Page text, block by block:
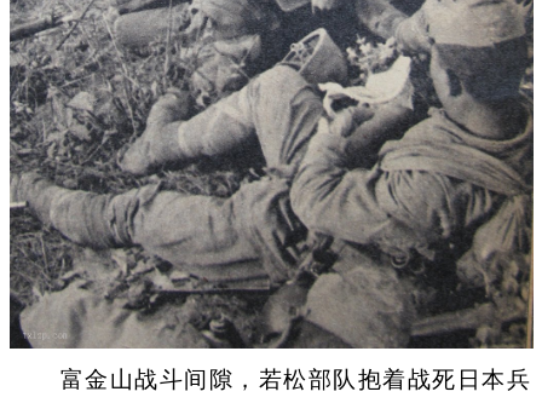
富金山战斗间隙，若松部队抱着战死日本兵